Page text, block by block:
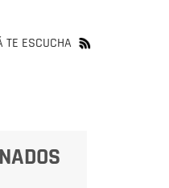
TE ESCUCHA